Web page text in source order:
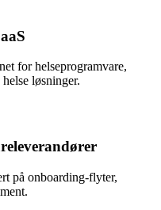
for helseprogramvare,
løsninger.
på onboarding-flyter,